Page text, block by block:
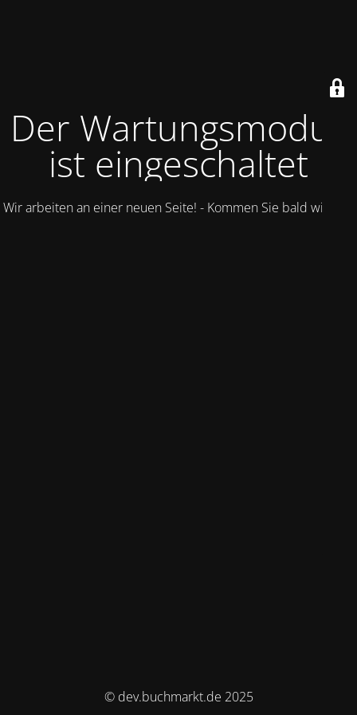
Der Wartungsmodus
ist eingeschaltet
Wir arbeiten an einer neuen Seite! - Kommen Sie bald wieder.
© dev.buchmarkt.de 2025